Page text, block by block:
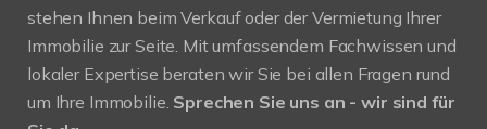
stehen Ihnen beim Verkauf oder der Vermietung Ihrer
Immobilie zur Seite. Mit umfassendem Fachwissen und
lokaler Expertise beraten wir Sie bei allen Fragen rund
um Ihre Immobilie. Sprechen Sie uns an - wir sind für